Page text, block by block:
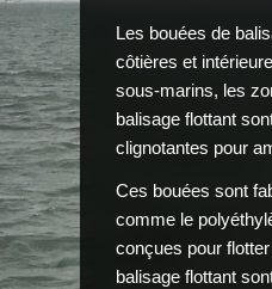
Les bouées de
côtières et
sous-marins, les
balisage flottant
clignotantes pour
Ces bouées sont
comme le
conçues pour
balisage flottant